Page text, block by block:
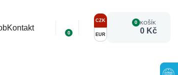
Kontakt
0
CZK
EUR
0 KOŠÍK
0 Kč